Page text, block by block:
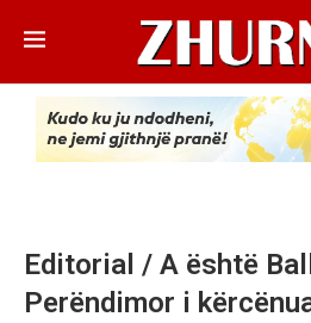
Editorial / A është
Perëndimor i